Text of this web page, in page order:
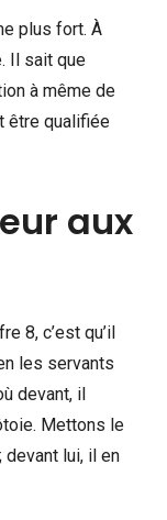
plus fort. À
Il sait que
à même de
être qualifiée
aux
8, c’est qu’il
les servants
devant, il
Mettons le
devant lui, il en